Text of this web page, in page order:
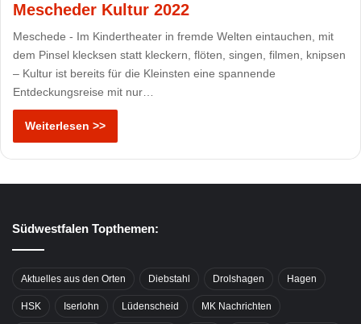
Mescheder Kultur 2022
Meschede - Im Kindertheater in fremde Welten eintauchen, mit
dem Pinsel klecksen statt kleckern, flöten, singen, filmen, knipsen
– Kultur ist bereits für die Kleinsten eine spannende
Entdeckungsreise mit nur…
Weiterlesen >>
Südwestfalen Topthemen:
Aktuelles aus den Orten Diebstahl Drolshagen Hagen
HSK Iserlohn Lüdenscheid MK Nachrichten